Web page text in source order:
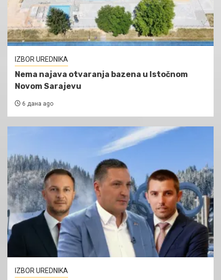
IZBOR UREDNIKA
Nema najava otvaranja bazena u Istočnom
Novom Sarajevu
6 дана ago
IZBOR UREDNIKA